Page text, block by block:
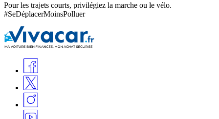
Pour les trajets courts, privilégiez la marche ou le vélo.
#SeDéplacerMoinsPolluer